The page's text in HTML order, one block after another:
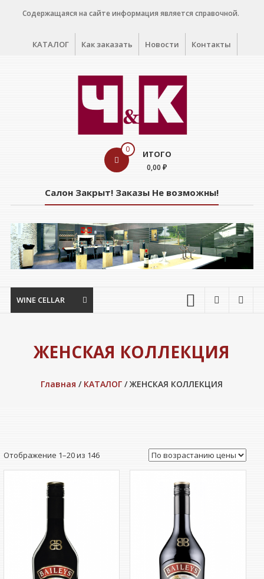
Содержащаяся на сайте информация является справочной.
КАТАЛОГ Как заказать Новости Контакты
дегустации
0 ИТОГО
0,00 ₽
Салон Закрыт! Заказы Не возможны!
WINE CELLAR
ЖЕНСКАЯ КОЛЛЕКЦИЯ
Главная / КАТАЛОГ / ЖЕНСКАЯ КОЛЛЕКЦИЯ
Отображение 1–20 из 146Цены:
по